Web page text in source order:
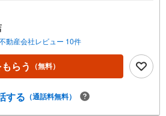
マンション・土地...と種別を問わず不動
ります。更に教育施設や商業施設、子育
の地域情報を総合し、お客様により良い
けるよう、しっかりとサポートさせて頂
豊富なスタッフ＞当社では【購入】【売
】【リフォーム】など住宅に関する様々な
心誠意ご説明させて頂きます。各店舗で
動産会社レビュー 10件
らう （無料）
する （通話料無料）